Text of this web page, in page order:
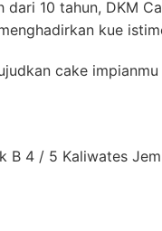
dari 10 tahun, DKM
kue
cake
B 4 / 5 Kaliwates